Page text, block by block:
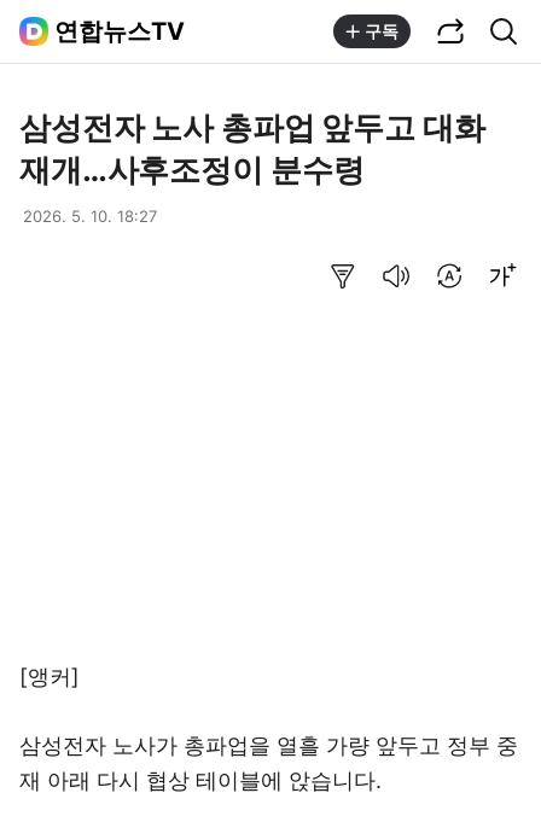
연합뉴스TV 구독
삼성전자 노사 총파업 앞두고 대화
재개…사후조정이 분수령
2026. 5. 10. 18:27
[앵커]
삼성전자 노사가 총파업을 열흘 가량 앞두고 정부 중
재 아래 다시 협상 테이블에 앉습니다.